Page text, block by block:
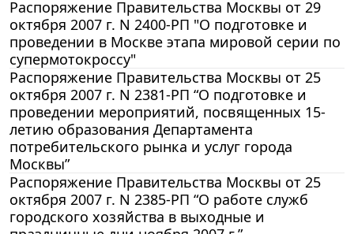
Распоряжение Правительства Москвы от 29
октября 2007 г. N 2400-РП "О подготовке и
проведении в Москве этапа мировой серии по
супермотокроссу"
Распоряжение Правительства Москвы от 25
октября 2007 г. N 2381-РП “О подготовке и
проведении мероприятий, посвященных 15-
летию образования Департамента
потребительского рынка и услуг города
Москвы”
Распоряжение Правительства Москвы от 25
октября 2007 г. N 2385-РП “О работе служб
городского хозяйства в выходные и